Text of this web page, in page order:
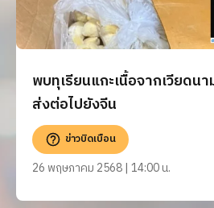
พบทุเรียนแกะเนื้อจากเวียดน
ส่งต่อไปยังจีน
ข่าวบิดเบือน
26 พฤษภาคม 2568 | 14:00 น.